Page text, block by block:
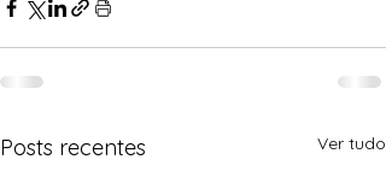
Posts recentes Ver tudo